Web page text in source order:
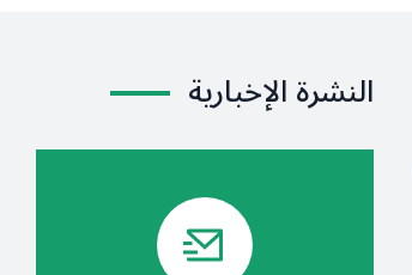
النشرة الإخبارية